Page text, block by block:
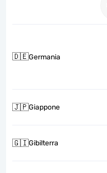
🇩🇪Germania
🇯🇵Giappone
🇬🇮Gibilterra